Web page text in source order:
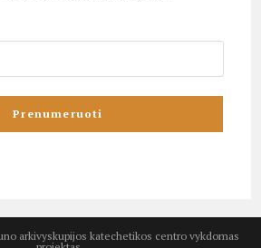
arkivyskupijos katechetikos centro vykdomas